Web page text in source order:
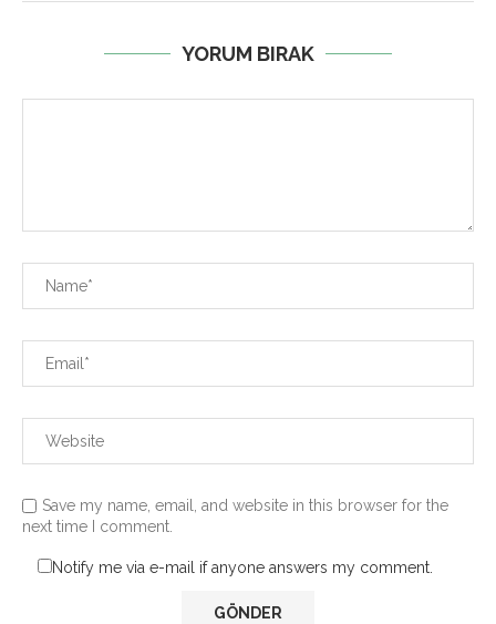
YORUM BIRAK
Save my name, email, and website in this browser for the
next time I comment.
Notify me via e-mail if anyone answers my comment.